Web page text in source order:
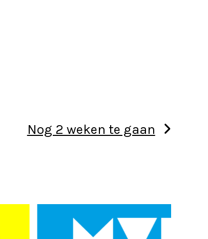
Nog 2 weken te gaan